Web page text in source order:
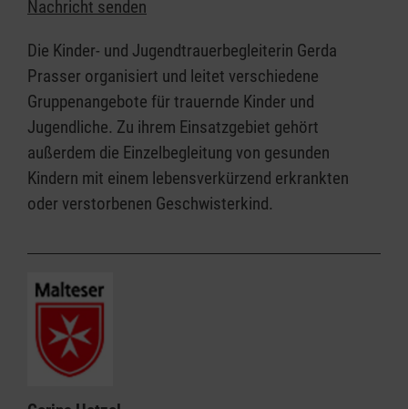
Nachricht senden
Die Kinder- und Jugendtrauerbegleiterin Gerda
Prasser organisiert und leitet verschiedene
Gruppenangebote für trauernde Kinder und
Jugendliche. Zu ihrem Einsatzgebiet gehört
außerdem die Einzelbegleitung von gesunden
Kindern mit einem lebensverkürzend erkrankten
oder verstorbenen Geschwisterkind.